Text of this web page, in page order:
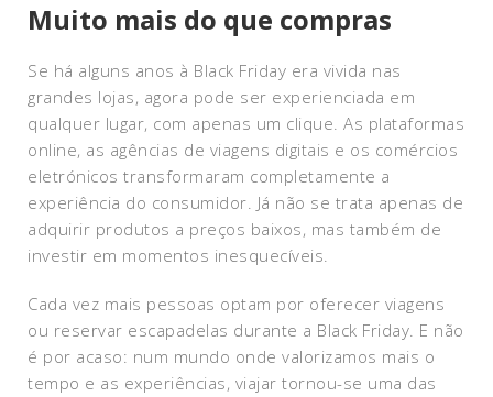
Muito mais do que compras
Se há alguns anos à Black Friday era vivida nas
grandes lojas, agora pode ser experienciada em
qualquer lugar, com apenas um clique. As plataformas
online, as agências de viagens digitais e os comércios
eletrónicos transformaram completamente a
experiência do consumidor. Já não se trata apenas de
adquirir produtos a preços baixos, mas também de
investir em momentos inesquecíveis.
Cada vez mais pessoas optam por oferecer viagens
ou reservar escapadelas durante a Black Friday. E não
é por acaso: num mundo onde valorizamos mais o
tempo e as experiências, viajar tornou-se uma das